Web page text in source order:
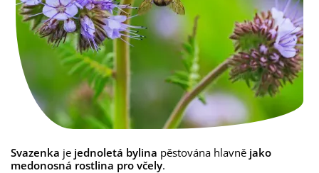
Svazenka je jednoletá bylina pěstována hlavně jako
medonosná rostlina pro včely.